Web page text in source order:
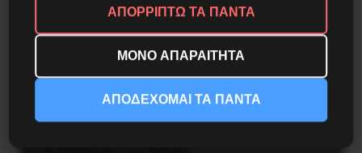
ΑΠΟΡΡΙΠΤΩ ΤΑ ΠΑΝΤΑ
ΜΟΝΟ ΑΠΑΡΑΙΤΗΤΑ
ΑΠΟΔΕΧΟΜΑΙ ΤΑ ΠΑΝΤΑ